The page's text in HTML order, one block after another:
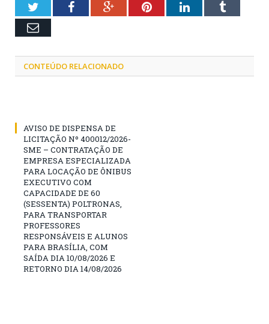
TwitterFacebookGoogle+PinterestLinkedInTumblr
Email
CONTEÚDO RELACIONADO
AVISO DE DISPENSA DE
LICITAÇÃO Nº 400012/2026-
SME – CONTRATAÇÃO DE
EMPRESA ESPECIALIZADA
PARA LOCAÇÃO DE ÔNIBUS
EXECUTIVO COM
CAPACIDADE DE 60
(SESSENTA) POLTRONAS,
PARA TRANSPORTAR
PROFESSORES
RESPONSÁVEIS E ALUNOS
PARA BRASÍLIA, COM
SAÍDA DIA 10/08/2026 E
RETORNO DIA 14/08/2026